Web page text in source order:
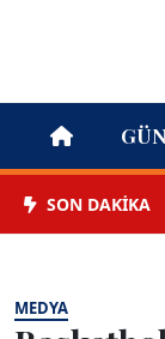
SON DAKİKA
MEDYA